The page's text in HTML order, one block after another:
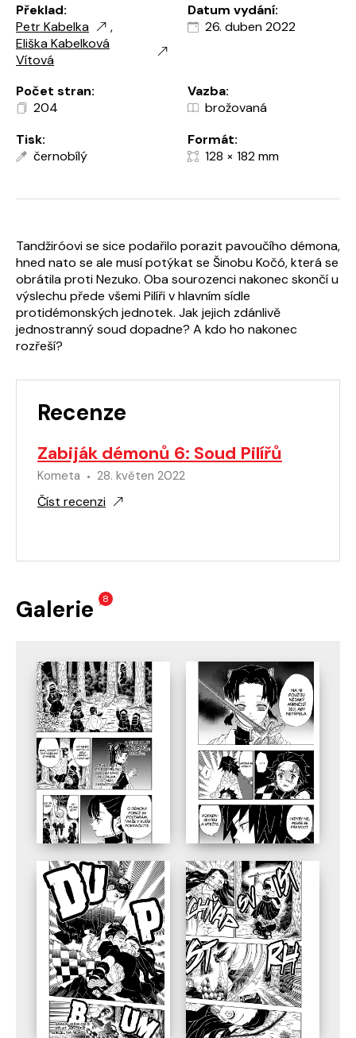
Překlad:
Petr Kabelka
,
Eliška Kabelková
Vítová
Datum vydání:
26. duben 2022
Počet stran:
204
Vazba:
brožovaná
Tisk:
černobílý
Formát:
128 × 182 mm
Tandžiróovi se sice podařilo porazit pavoučího démona,
hned nato se ale musí potýkat se Šinobu Kočó, která se
obrátila proti Nezuko. Oba sourozenci nakonec skončí u
výslechu přede všemi Pilíři v hlavním sídle
protidémonských jednotek. Jak jejich zdánlivě
jednostranný soud dopadne? A kdo ho nakonec
rozřeší?
Recenze
Zabiják démonů 6: Soud Pilířů
Kometa 28. květen 2022
Číst recenzi
Galerie 8